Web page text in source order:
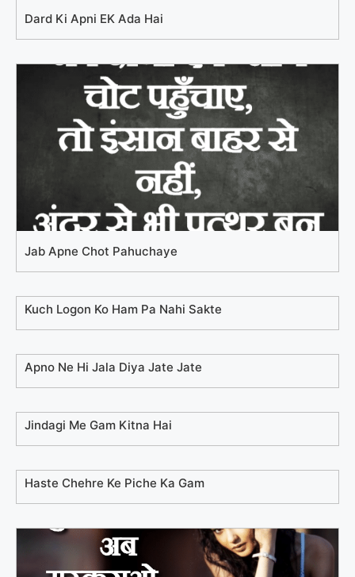
Dard Ki Apni EK Ada Hai
Jab Apne Chot Pahuchaye
Kuch Logon Ko Ham Pa Nahi Sakte
Apno Ne Hi Jala Diya Jate Jate
Jindagi Me Gam Kitna Hai
Haste Chehre Ke Piche Ka Gam